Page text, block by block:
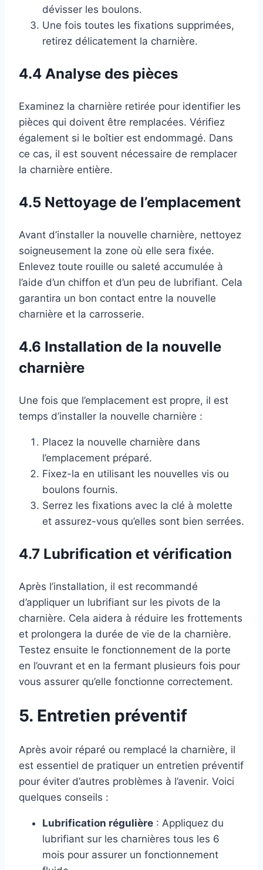
dévisser les boulons.
Une fois toutes les fixations supprimées,
retirez délicatement la charnière.
4.4 Analyse des pièces
Examinez la charnière retirée pour identifier les
pièces qui doivent être remplacées. Vérifiez
également si le boîtier est endommagé. Dans
ce cas, il est souvent nécessaire de remplacer
la charnière entière.
4.5 Nettoyage de l’emplacement
Avant d’installer la nouvelle charnière, nettoyez
soigneusement la zone où elle sera fixée.
Enlevez toute rouille ou saleté accumulée à
l’aide d’un chiffon et d’un peu de lubrifiant. Cela
garantira un bon contact entre la nouvelle
charnière et la carrosserie.
4.6 Installation de la nouvelle
charnière
Une fois que l’emplacement est propre, il est
temps d’installer la nouvelle charnière :
Placez la nouvelle charnière dans
l’emplacement préparé.
Fixez-la en utilisant les nouvelles vis ou
boulons fournis.
Serrez les fixations avec la clé à molette
et assurez-vous qu’elles sont bien serrées.
4.7 Lubrification et vérification
Après l’installation, il est recommandé
d’appliquer un lubrifiant sur les pivots de la
charnière. Cela aidera à réduire les frottements
et prolongera la durée de vie de la charnière.
Testez ensuite le fonctionnement de la porte
en l’ouvrant et en la fermant plusieurs fois pour
vous assurer qu’elle fonctionne correctement.
5. Entretien préventif
Après avoir réparé ou remplacé la charnière, il
est essentiel de pratiquer un entretien préventif
pour éviter d’autres problèmes à l’avenir. Voici
quelques conseils :
Lubrification régulière : Appliquez du
lubrifiant sur les charnières tous les 6
mois pour assurer un fonctionnement